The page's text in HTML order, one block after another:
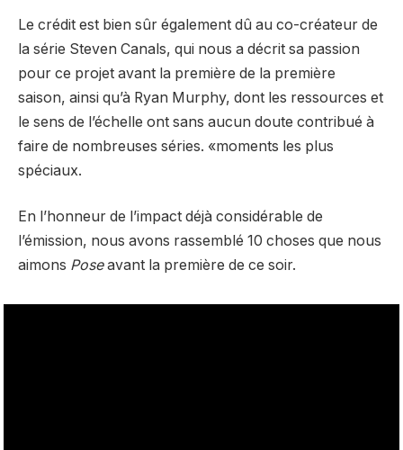
Le crédit est bien sûr également dû au co-créateur de
la série Steven Canals, qui nous a décrit sa passion
pour ce projet avant la première de la première
saison, ainsi qu’à Ryan Murphy, dont les ressources et
le sens de l’échelle ont sans aucun doute contribué à
faire de nombreuses séries. «moments les plus
spéciaux.
En l’honneur de l’impact déjà considérable de
l’émission, nous avons rassemblé 10 choses que nous
aimons Poseavant la première de ce soir.